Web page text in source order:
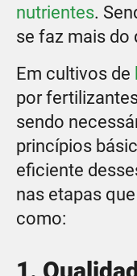
nutrientes.
se faz mais do
Em cultivos de
por
sendo
princípios
eficiente
nas etapas
como: